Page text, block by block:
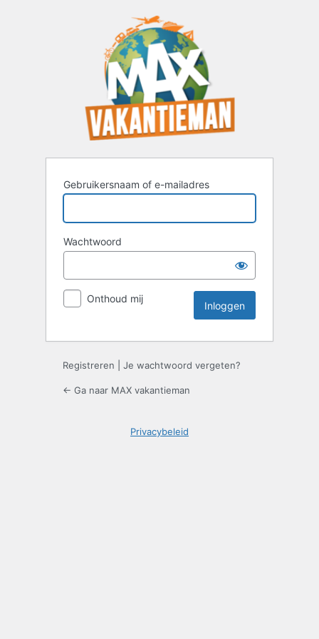
Gebruikersnaam of e-mailadres
Wachtwoord
Onthoud mij
Registreren Je wachtwoord vergeten?
← Ga naar MAX vakantieman
Privacybeleid